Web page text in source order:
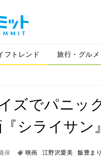
フトレンド 旅行・グルメ
ズでパニ
シライサン
保 映画 江野沢愛美 飯豊ま